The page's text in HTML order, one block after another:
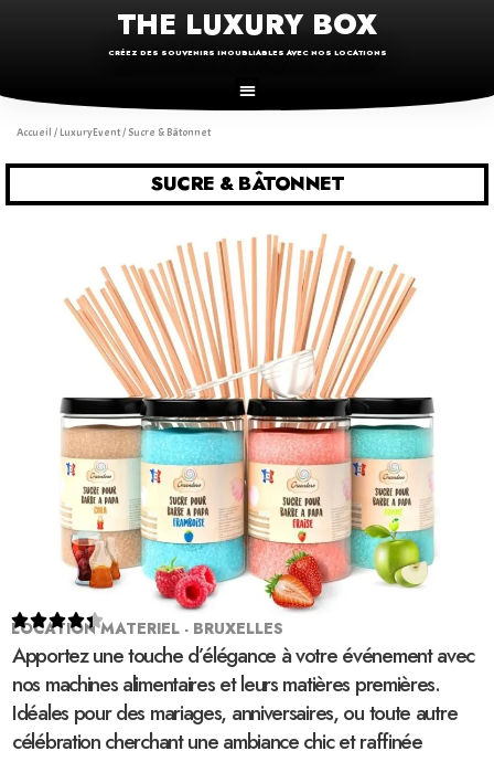
THE LUXURY BOX
CRÉEZ DES SOUVENIRS INOUBLIABLES AVEC NOS LOCATIONS
Accueil / LuxuryEvent/ Sucre & Bâtonnet
SUCRE & BÂTONNET

LOCATION MATERIEL - BRUXELLES
Apportez une touche d’élégance à votre événement avec
nos machines alimentaires et leurs matières premières.
Idéales pour des mariages, anniversaires, ou toute autre
célébration cherchant une ambiance chic et raffinée